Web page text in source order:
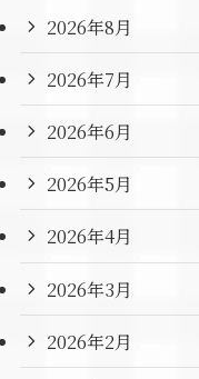
2026年8月
2026年7月
2026年6月
2026年5月
2026年4月
2026年3月
2026年2月